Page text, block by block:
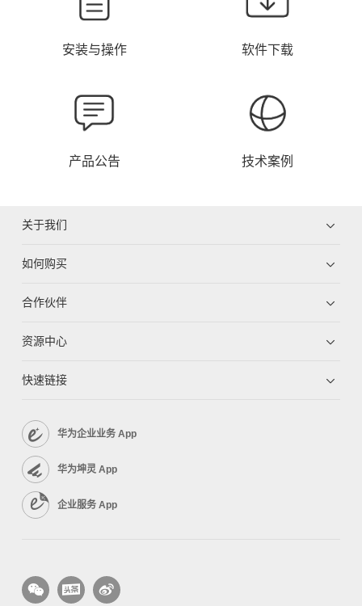
安装与操作 软件下载
产品公告 技术案例
关于我们
如何购买
合作伙伴
资源中心
快速链接
华为企业业务 App
华为坤灵 App
企业服务 App